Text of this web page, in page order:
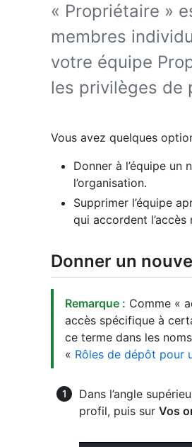
« Propriétaire »
membres
votre équipe
les privilèges de
Vous avez quelques
Donner à l’équipe
l’organisation.
Supprimer l’équipe
qui accordent l’accès
Donner un
Remarque : Comme «
accès spécifique à
ce terme dans les
« Rôles de dépôt pour
Dans l’angle
profil, puis sur Vos